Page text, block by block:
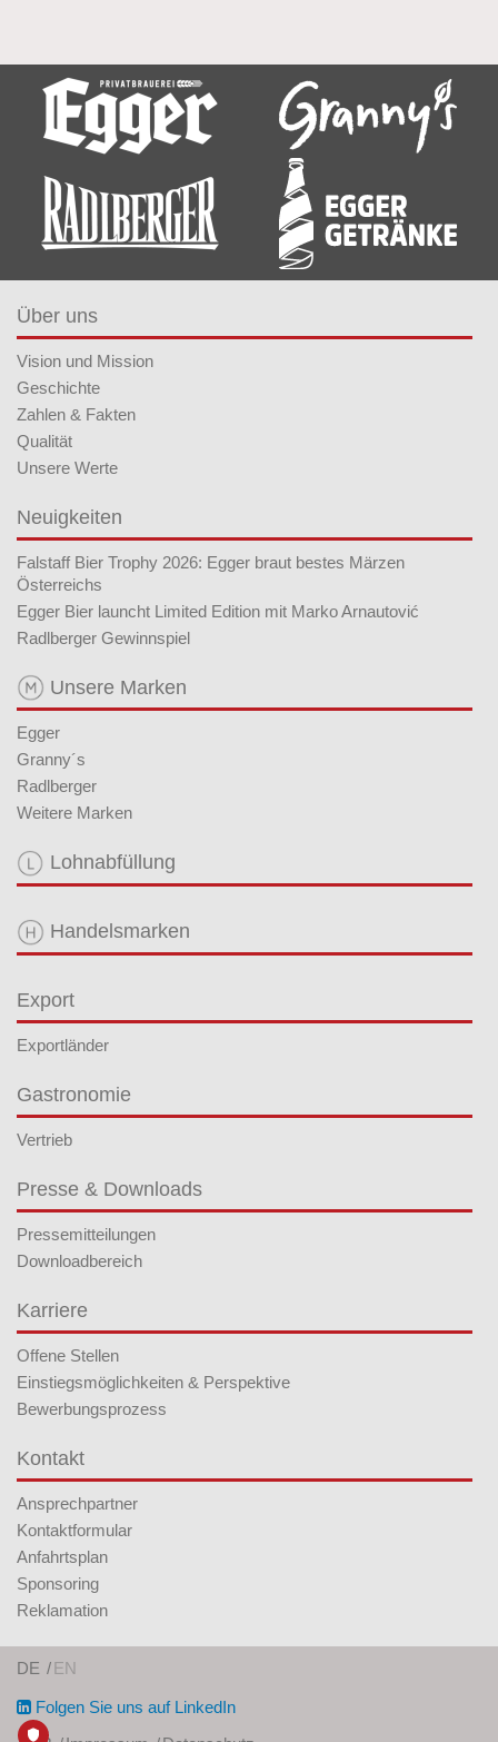
Über uns
Vision und Mission
Geschichte
Zahlen & Fakten
Qualität
Unsere Werte
Neuigkeiten
Falstaff Bier Trophy 2026: Egger braut bestes Märzen
Österreichs
Egger Bier launcht Limited Edition mit Marko Arnautović
Radlberger Gewinnspiel
Unsere Marken
Egger
Granny´s
Radlberger
Weitere Marken
Lohnabfüllung
Handelsmarken
Export
Exportländer
Gastronomie
Vertrieb
Presse & Downloads
Pressemitteilungen
Downloadbereich
Karriere
Offene Stellen
Einstiegsmöglichkeiten & Perspektive
Bewerbungsprozess
Kontakt
Ansprechpartner
Kontaktformular
Anfahrtsplan
Sponsoring
Reklamation
DE EN
Folgen Sie uns auf LinkedIn